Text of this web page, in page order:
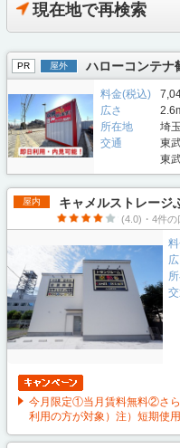
現在地で再検索
PR 屋外 ハローコンテナ
料金(税込)
広さ
所在地
埼
交通
東
東
屋内 キャメルストレージ
(4.0)・4件の
今月限定①当月賃料無料②さ
利用の方が対象）注）短期使